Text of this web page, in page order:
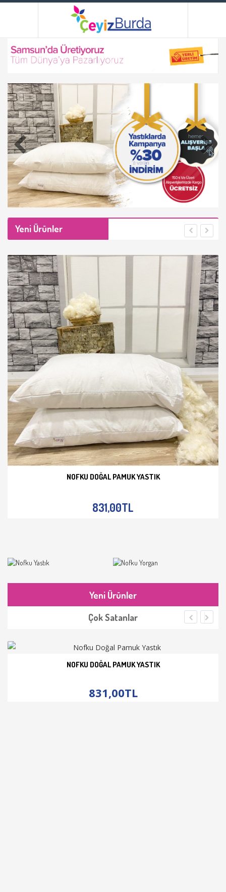
Yeni Ürünler
NOFKU DOĞAL PAMUK YASTIK
831,00TL
Yeni Ürünler
Çok Satanlar
NOFKU DOĞAL PAMUK YASTIK
831,00TL